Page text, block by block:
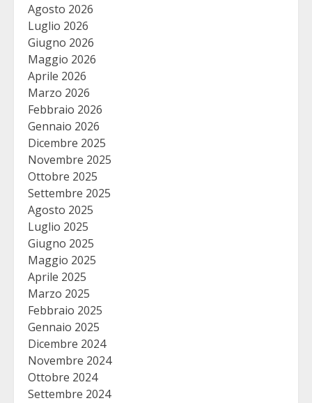
Agosto 2026
Luglio 2026
Giugno 2026
Maggio 2026
Aprile 2026
Marzo 2026
Febbraio 2026
Gennaio 2026
Dicembre 2025
Novembre 2025
Ottobre 2025
Settembre 2025
Agosto 2025
Luglio 2025
Giugno 2025
Maggio 2025
Aprile 2025
Marzo 2025
Febbraio 2025
Gennaio 2025
Dicembre 2024
Novembre 2024
Ottobre 2024
Settembre 2024